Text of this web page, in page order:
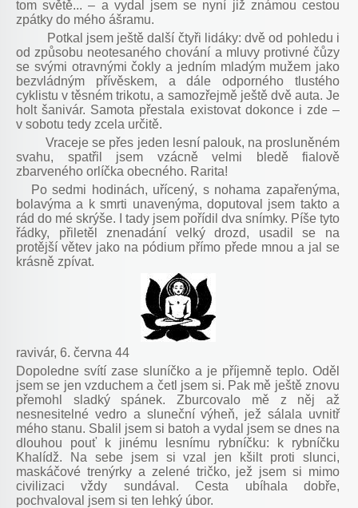
tom světě... – a vydal jsem se nyní již známou cestou
zpátky do mého ášramu.
Potkal jsem ještě další čtyři lidáky: dvě od pohledu i
od způsobu neotesaného chování a mluvy protivné čůzy
se svými otravnými čokly a jedním mladým mužem jako
bezvládným přívěskem, a dále odporného tlustého
cyklistu v těsném trikotu, a samozřejmě ještě dvě auta. Je
holt šanivár. Samota přestala existovat dokonce i zde –
v sobotu tedy zcela určitě.
Vraceje se přes jeden lesní palouk, na prosluněném
svahu, spatřil jsem vzácně velmi bledě fialově
zbarveného orlíčka obecného. Rarita!
Po sedmi hodinách, uřícený, s nohama zapařenýma,
bolavýma a k smrti unavenýma, doputoval jsem takto a
rád do mé skrýše. I tady jsem pořídil dva snímky. Píše tyto
řádky, přiletěl znenadání velký drozd, usadil se na
protější větev jako na pódium přímo přede mnou a jal se
krásně zpívat.
ravivár, 6. června 44
Dopoledne svítí zase sluníčko a je příjemně teplo. Oděl
jsem se jen vzduchem a četl jsem si. Pak mě ještě znovu
přemohl sladký spánek. Zburcovalo mě z něj až
nesnesitelné vedro a sluneční výheň, jež sálala uvnitř
mého stanu. Sbalil jsem si batoh a vydal jsem se dnes na
dlouhou pouť k jinému lesnímu rybníčku: k rybníčku
Khalídž. Na sebe jsem si vzal jen kšilt proti slunci,
maskáčové trenýrky a zelené tričko, jež jsem si mimo
civilizaci vždy sundával. Cesta ubíhala dobře,
pochvaloval jsem si ten lehký úbor.